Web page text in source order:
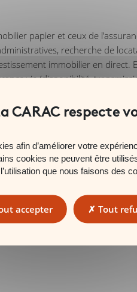
papier et ceux de
recherche de
immobilier en direct.
vie(disponibilité,
sont pas garantis mais sujets à
marchés financiers. La Carac
de moins-value est
afin d’améliorer votre
cookies ne peuvent être
que nous faisons des
accepter Tout